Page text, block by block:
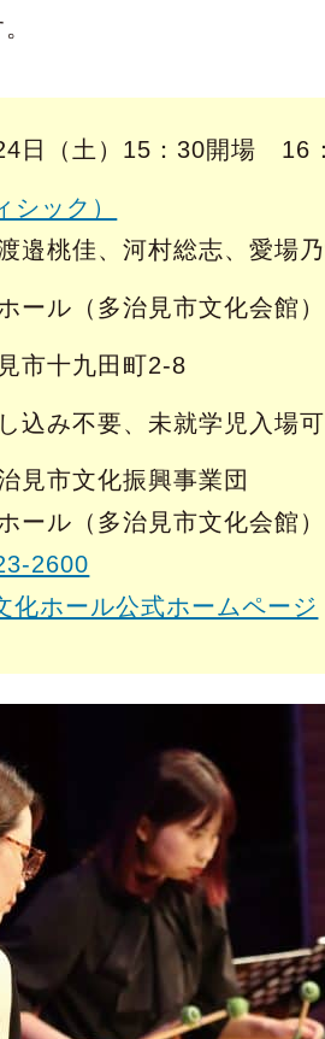
日（土）15：30開場 16
ック）
邉桃佳、河村総志、愛場
ール（多治見市文化会館
市十九田町2-8
み不要、未就学児入場可
見市文化振興事業団
ール（多治見市文化会館）
2600
化ホール公式ホームページ